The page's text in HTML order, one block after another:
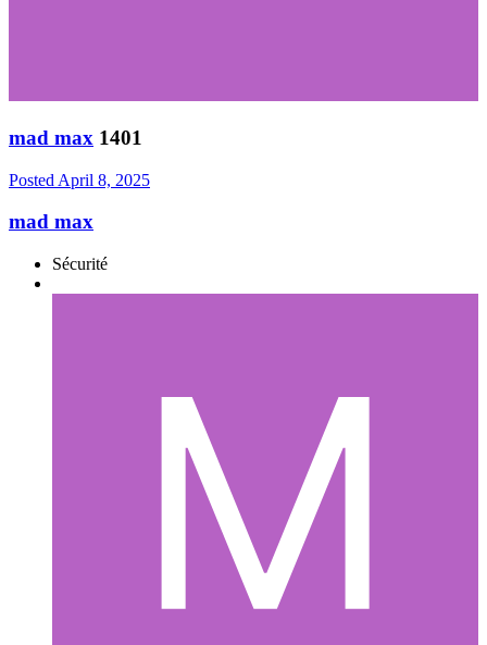
mad max 1401
Posted April 8, 2025
mad max
Sécurité